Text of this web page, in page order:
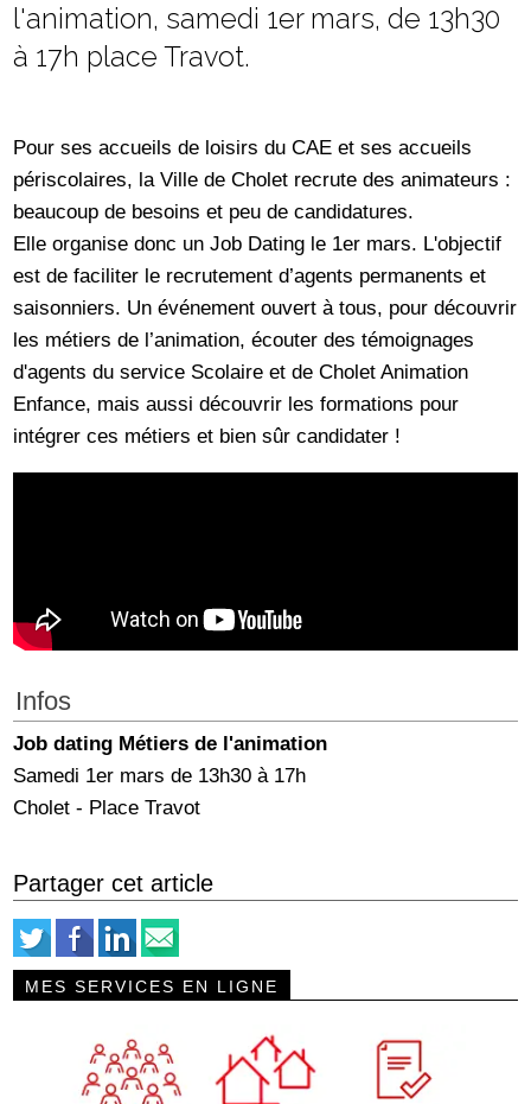
l'animation, samedi 1er mars, de 13h30
à 17h place Travot.
Pour ses accueils de loisirs du CAE et ses accueils
périscolaires, la Ville de Cholet recrute des animateurs :
beaucoup de besoins et peu de candidatures.
Elle organise donc un Job Dating le 1er mars. L'objectif
est de faciliter le recrutement d’agents permanents et
saisonniers. Un événement ouvert à tous, pour découvrir
les métiers de l’animation, écouter des témoignages
d'agents du service Scolaire et de Cholet Animation
Enfance, mais aussi découvrir les formations pour
intégrer ces métiers et bien sûr candidater !
Infos
Job dating Métiers de l'animation
Samedi 1er mars de 13h30 à 17h
Cholet - Place Travot
Partager cet article
MES SERVICES EN LIGNE